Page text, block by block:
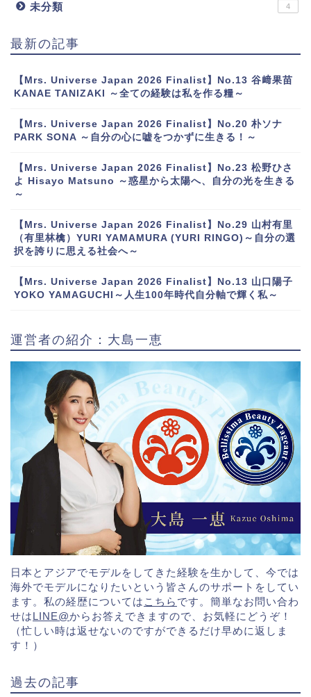
未分類 4
最新の記事
【Mrs. Universe Japan 2026 Finalist】No.13 谷﨑果苗
KANAE TANIZAKI ～全ての経験は私を作る糧～
【Mrs. Universe Japan 2026 Finalist】No.20 朴ソナ
PARK SONA ～自分の心に嘘をつかずに生きる！～
【Mrs. Universe Japan 2026 Finalist】No.23 松野ひさ
よ Hisayo Matsuno ～惑星から太陽へ、自分の光を生きる
～
【Mrs. Universe Japan 2026 Finalist】No.29 山村有里
（有里林檎）YURI YAMAMURA (YURI RINGO)～自分の選
択を誇りに思える社会へ～
【Mrs. Universe Japan 2026 Finalist】No.13 山口陽子
YOKO YAMAGUCHI～人生100年時代自分軸で輝く私～
運営者の紹介：大島一恵
日本とアジアでモデルをしてきた経験を生かして、今では
海外でモデルになりたいという皆さんのサポートをしてい
ます。私の経歴については こちら です。簡単なお問い合わ
せはLINE@からお答えできますので、お気軽にどうぞ！
（忙しい時は返せないのですができるだけ早めに返しま
す！）
過去の記事